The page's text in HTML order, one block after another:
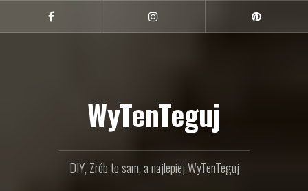
treści
Facebook
WyTenTeguj
DIY, Zrób to sam, a najlepiej WyTenTeguj